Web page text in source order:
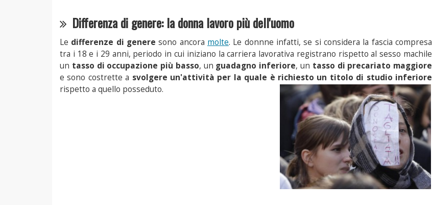
Differenza di genere: la donna lavoro più dell'uomo
Le differenze di genere sono ancora molte. Le donnne infatti, se si considera la fascia compresa
tra i 18 e i 29 anni, periodo in cui iniziano la carriera lavorativa registrano rispetto al sesso machile
un tasso di occupazione più basso, un guadagno inferiore, un tasso di precariato maggiore
e sono costrette a svolgere un'attività per la quale è richiesto un titolo di studio inferiore
rispetto a quello posseduto.